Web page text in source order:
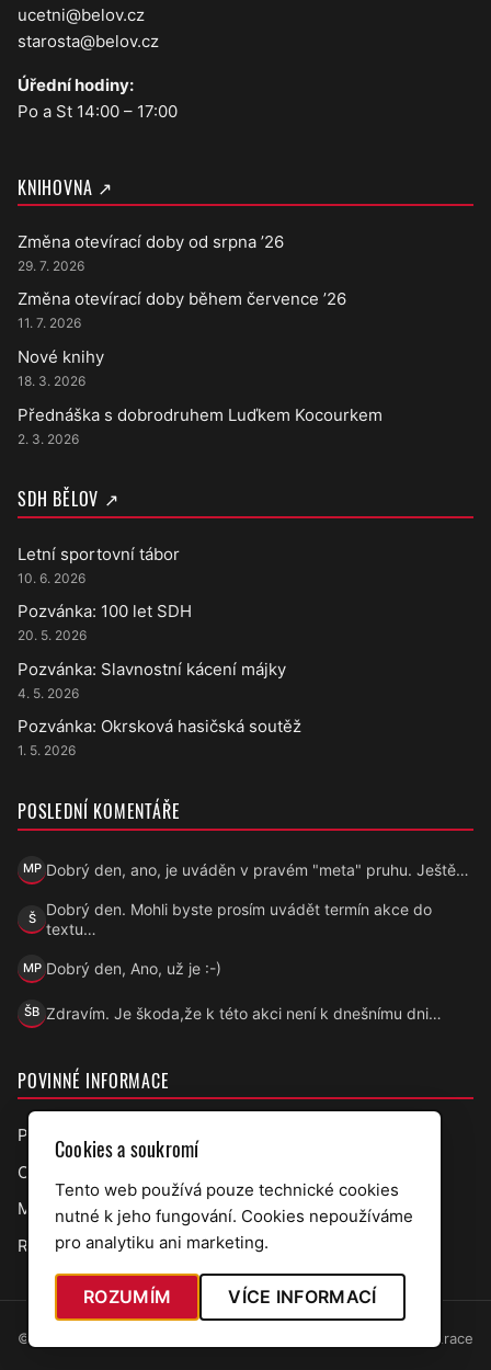
ucetni@belov.cz
starosta@belov.cz
Úřední hodiny:
Po a St 14:00 – 17:00
KNIHOVNA ↗
Změna otevírací doby od srpna ’26
29. 7. 2026
Změna otevírací doby během července ’26
11. 7. 2026
Nové knihy
18. 3. 2026
Přednáška s dobrodruhem Luďkem Kocourkem
2. 3. 2026
SDH BĚLOV ↗
Letní sportovní tábor
10. 6. 2026
Pozvánka: 100 let SDH
20. 5. 2026
Pozvánka: Slavnostní kácení májky
4. 5. 2026
Pozvánka: Okrsková hasičská soutěž
1. 5. 2026
POSLEDNÍ KOMENTÁŘE
MPMarek Přecechtěl
Dobrý den, ano, je uváděn v pravém "meta" pruhu. Ještě…
ŠŠárka
Dobrý den. Mohli byste prosím uvádět termín akce do
textu…
MPMarek Přecechtěl
Dobrý den, Ano, už je :-)
ŠBŠárka B.
Zdravím. Je škoda,že k této akci není k dnešnímu dni…
POVINNÉ INFORMACE
Prohlášení o přístupnosti
Ochrana osobních údajů
Mapa webu
RSS úřední deska
© 2026 Obec Bělov · web v7.5.97 Administrace
Cookies a soukromí
Tento web používá pouze technické cookies
nutné k jeho fungování. Cookies nepoužíváme
pro analytiku ani marketing.
ROZUMÍM VÍCE INFORMACÍ